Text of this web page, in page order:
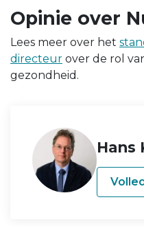
Opinie over
Lees meer over het
directeur over de rol
gezondheid.
Hans